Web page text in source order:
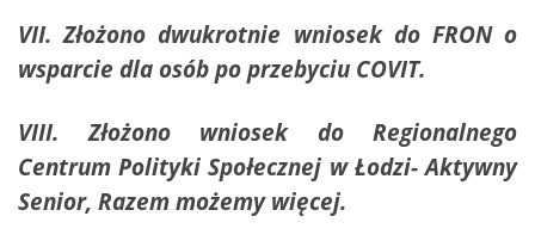
VII. Złożono dwukrotnie wniosek do FRON o
wsparcie dla osób po przebyciu COVIT.
VIII. Złożono wniosek do Regionalnego
Centrum Polityki Społecznej w Łodzi- Aktywny
Senior, Razem możemy więcej.